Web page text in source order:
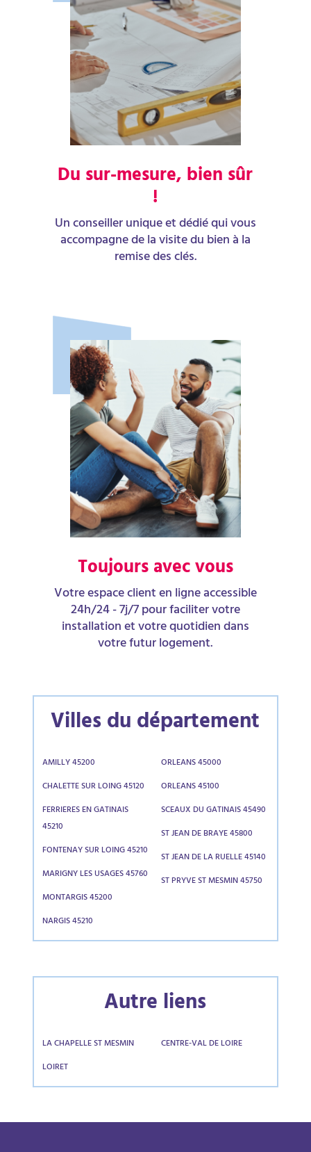
Du sur-mesure, bien sûr
!
Un conseiller unique et dédié qui vous
accompagne de la visite du bien à la
remise des clés.
Toujours avec vous
Votre espace client en ligne accessible
24h/24 - 7j/7 pour faciliter votre
installation et votre quotidien dans
votre futur logement.
Villes du département
AMILLY 45200
CHALETTE SUR LOING 45120
FERRIERES EN GATINAIS
45210
FONTENAY SUR LOING 45210
MARIGNY LES USAGES 45760
MONTARGIS 45200
NARGIS 45210
ORLEANS 45000
ORLEANS 45100
SCEAUX DU GATINAIS 45490
ST JEAN DE BRAYE 45800
ST JEAN DE LA RUELLE 45140
ST PRYVE ST MESMIN 45750
Autre liens
LA CHAPELLE ST MESMIN
LOIRET
CENTRE-VAL DE LOIRE